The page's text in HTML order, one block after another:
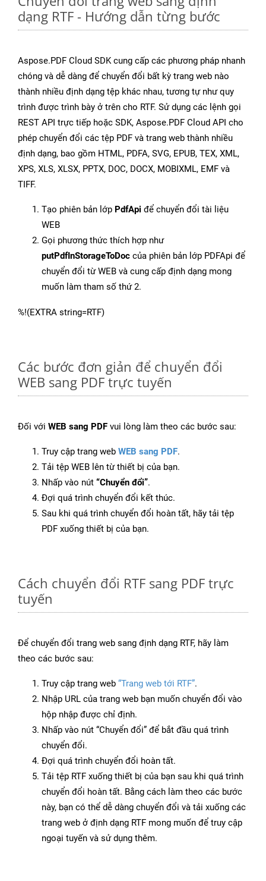
dạng RTF - Hướng dẫn từng bước
Aspose.PDF Cloud SDK cung cấp các phương pháp nhanh
chóng và dễ dàng để chuyển đổi bất kỳ trang web nào
thành nhiều định dạng tệp khác nhau, tương tự như quy
trình được trình bày ở trên cho RTF. Sử dụng các lệnh gọi
REST API trực tiếp hoặc SDK, Aspose.PDF Cloud API cho
phép chuyển đổi các tệp PDF và trang web thành nhiều
định dạng, bao gồm HTML, PDFA, SVG, EPUB, TEX, XML,
XPS, XLS, XLSX, PPTX, DOC, DOCX, MOBIXML, EMF và
TIFF.
Tạo phiên bản lớp PdfApi để chuyển đổi tài liệu
WEB
Gọi phương thức thích hợp như
putPdfInStorageToDoc của phiên bản lớp PDFApi để
chuyển đổi từ WEB và cung cấp định dạng mong
muốn làm tham số thứ 2.
%!(EXTRA string=RTF)
Các bước đơn giản để chuyển đổi
WEB sang PDF trực tuyến
Đối với WEB sang PDF vui lòng làm theo các bước sau:
Truy cập trang web WEB sang PDF.
Tải tệp WEB lên từ thiết bị của bạn.
Nhấp vào nút “Chuyển đổi”.
Đợi quá trình chuyển đổi kết thúc.
Sau khi quá trình chuyển đổi hoàn tất, hãy tải tệp
PDF xuống thiết bị của bạn.
Cách chuyển đổi RTF sang PDF trực
tuyến
Để chuyển đổi trang web sang định dạng RTF, hãy làm
theo các bước sau:
Truy cập trang web “Trang web tới RTF”.
Nhập URL của trang web bạn muốn chuyển đổi vào
hộp nhập được chỉ định.
Nhấp vào nút “Chuyển đổi” để bắt đầu quá trình
chuyển đổi.
Đợi quá trình chuyển đổi hoàn tất.
Tải tệp RTF xuống thiết bị của bạn sau khi quá trình
chuyển đổi hoàn tất. Bằng cách làm theo các bước
này, bạn có thể dễ dàng chuyển đổi và tải xuống các
trang web ở định dạng RTF mong muốn để truy cập
ngoại tuyến và sử dụng thêm.